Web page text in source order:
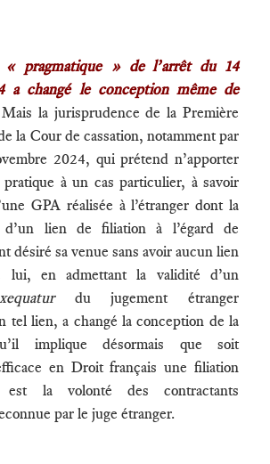
« pragmatique » de l’arrêt du 14
a changé le conception même de
Mais la jurisprudence de la Première
la Cour de cassation, notamment par
2024, qui prétend n’apporter
pratique à un cas particulier, à savoir
GPA réalisée à l’étranger dont la
d’un lien de filiation à l’égard de
désiré sa venue sans avoir aucun lien
lui, en admettant la validité d’un
du jugement étranger
tel lien, a changé la conception de la
implique désormais que soit
en Droit français une filiation
est la volonté des contractants
par le juge étranger.